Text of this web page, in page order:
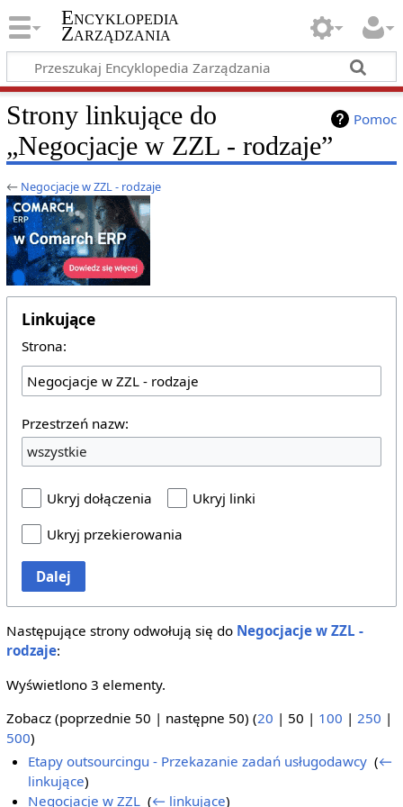
Encyklopedia
Zarządzania
Pomoc
Strony linkujące do
„Negocjacje w ZZL - rodzaje”
← Negocjacje w ZZL - rodzaje
Linkujące
Strona:
Przestrzeń nazw:
wszystkie
Ukryj dołączenia
Ukryj linki
Ukryj przekierowania
Dalej
Następujące strony odwołują się do Negocjacje w ZZL -
rodzaje:
Wyświetlono 3 elementy.
Zobacz (poprzednie 50 | następne 50) (20 | 50 | 100 | 250 |
500)
Etapy outsourcingu - Przekazanie zadań usługodawcy ‎(←
linkujące)
Negocjacje w ZZL ‎(← linkujące)